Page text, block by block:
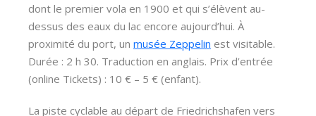
dont le premier vola en 1900 et qui s’élèvent au-
dessus des eaux du lac encore aujourd’hui. À
proximité du port, un musée Zeppelin est visitable.
Durée : 2 h 30. Traduction en anglais. Prix d’entrée
(online Tickets) : 10 € – 5 € (enfant).
La piste cyclable au départ de Friedrichshafen vers